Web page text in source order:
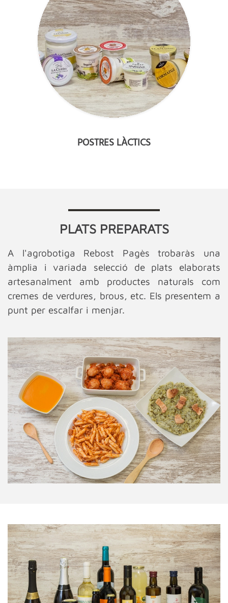
POSTRES LÀCTICS
PLATS PREPARATS
A l'agrobotiga Rebost Pagès trobaràs una
àmplia i variada selecció de plats elaborats
artesanalment amb productes naturals com
cremes de verdures, brous, etc. Els presentem a
punt per escalfar i menjar.